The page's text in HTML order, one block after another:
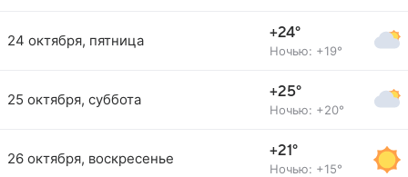
24 октября, пятница +24°
Ночью: +19°
25 октября, суббота +25°
Ночью: +20°
26 октября, воскресенье +21°
Ночью: +15°